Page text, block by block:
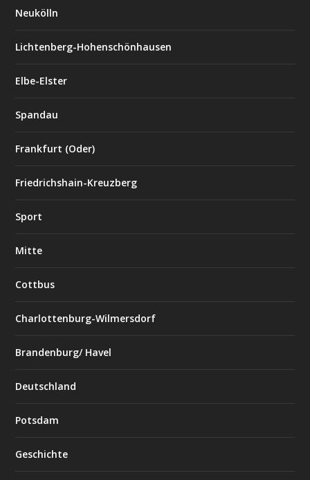
Neukölln
Lichtenberg-Hohenschönhausen
Elbe-Elster
Spandau
Frankfurt (Oder)
Friedrichshain-Kreuzberg
Sport
Mitte
Cottbus
Charlottenburg-Wilmersdorf
Brandenburg/ Havel
Deutschland
Potsdam
Geschichte